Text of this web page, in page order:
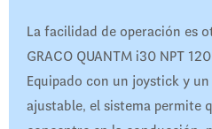
La facilidad de operación es
GRACO QUANTM i30 NPT
Equipado con un joystick y
ajustable, el sistema permite